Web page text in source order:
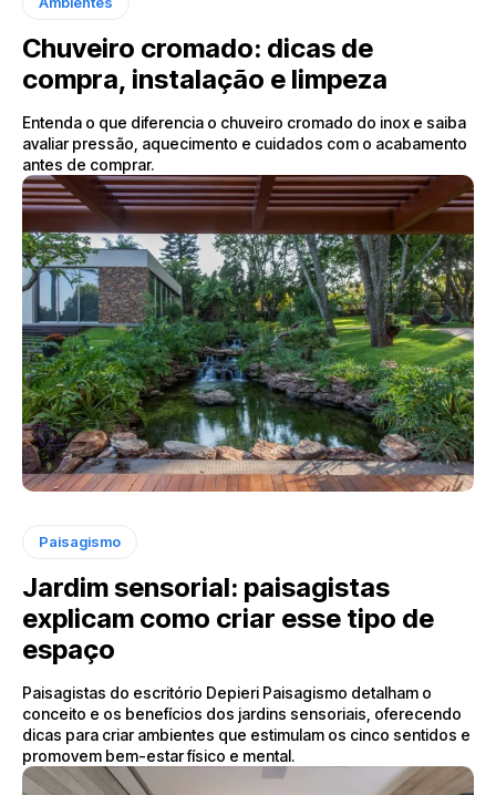
Chuveiro cromado: dicas de
compra, instalação e limpeza
Entenda o que diferencia o chuveiro cromado do inox e saiba
avaliar pressão, aquecimento e cuidados com o acabamento
antes de comprar.
Paisagismo
Jardim sensorial: paisagistas
explicam como criar esse tipo de
espaço
Paisagistas do escritório Depieri Paisagismo detalham o
conceito e os benefícios dos jardins sensoriais, oferecendo
dicas para criar ambientes que estimulam os cinco sentidos e
promovem bem-estar físico e mental.